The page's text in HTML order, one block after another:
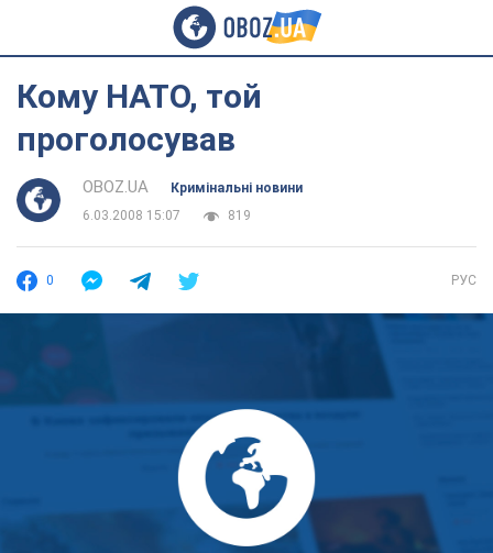
Кому НАТО, той
проголосував
OBOZ.UA
Кримінальні новини
6.03.2008 15:07
819
0 РУС